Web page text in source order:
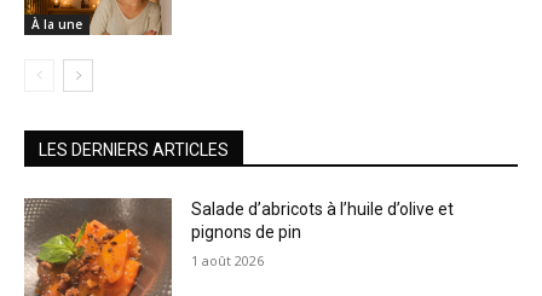
À la une
LES DERNIERS ARTICLES
Salade d’abricots à l’huile d’olive et
pignons de pin
1 août 2026